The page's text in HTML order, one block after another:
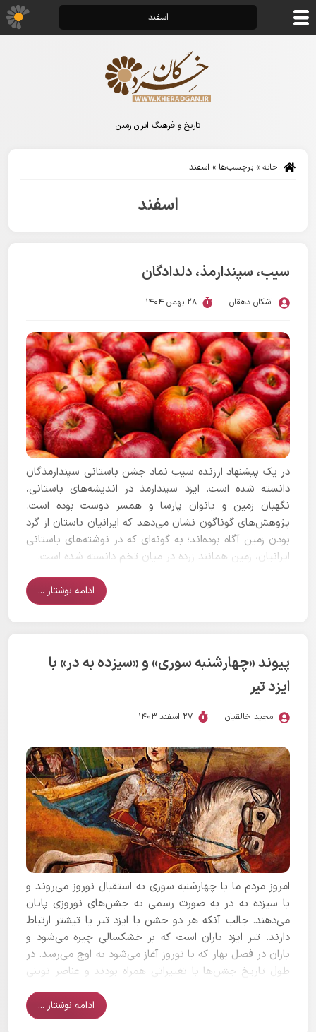
تاریخ و فرهنگ ایران زمین
خانه » برچسب‌ها » اسفند
اسفند
سیب، سپندارمذ، دلدادگان
اشکان دهقان 28 بهمن 1404
در یک پیشنهاد ارزنده سیب نماد جشن باستانی سپندارمذگان
دانسته شده است. ایزد سپندارمذ در اندیشه‌های باستانی،
نگهبان زمین و بانوان پارسا و همسر دوست بوده است.
پژوهش‌های گوناگون نشان می‌دهد که ایرانیان باستان از گرد
بودن زمین آگاه بوده‌اند؛ به گونه‌ای که در نوشته‌های باستانی
ایرانیان، زمین همانند زرده در میان تخم دانسته شده است.
ادامه نوشتار ...
پیوند «چهارشنبه سوری» و «سیزده به در» با
ایزد تیر
مجید خالقیان 27 اسفند 1403
امروز مردم ما با چهارشنبه سوری به استقبال نوروز می‌روند و
با سیزده به در به صورت رسمی به جشن‌های نوروزی پایان
می‌دهند. جالب آنکه هر دو جشن با ایزد تیر یا تیشتر ارتباط
دارند. تیر ایزد باران است که بر خشکسالی چیره می‌شود و
باران در فصل بهار که با نوروز آغاز می‌شود به اوج می‌رسد. در
طول تاریخ جشن‌ها با تغییراتی همراه بودند و عناصر نوینی
به آنها افزوده می‌شده است. برخی از جشن‌ها در دوران قدیم
اهمیت فراوانی داشتند و از یادها رفته‌اند و برخی دیگر از
اهمیت کم‌تری برخوردار بودند اما به مرور اهمیت یافته‌اند.
ادامه نوشتار ...
اسفند